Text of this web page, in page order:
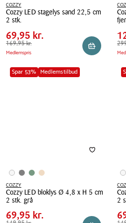
COZZY
Cozzy LED stagelys sand 22,5 cm
2 stk.
Cozzy
LED
stagelys
sand
22,5
Pris
tabel
Pris
69,95 kr.
Spar
100,00 kr.
Førpris
69,95 kr.
169,95 kr.
Medlemspris Reservér i
Spar 53% Medlemstilbud
COZZY
Cozzy LED bloklys Ø 4,8 x H 5 cm
2 stk. grå
Cozzy
Pris
tabel
Pris
69,95 kr.
Spar
80,00 kr.
69,95 kr.
2